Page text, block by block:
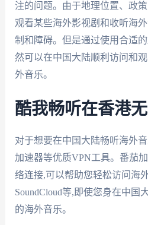
注的问题。由于地理位置、政
观看某些海外影视剧和收听海
制和障碍。但是通过使用合适
然可以在中国大陆顺利访问和
外音乐。
酷我畅听在香港
对于想要在中国大陆畅听海外
加速器等优质VPN工具。番茄
络连接,可以帮助您轻松访问海
SoundCloud等,即使您身在中国
的海外音乐。